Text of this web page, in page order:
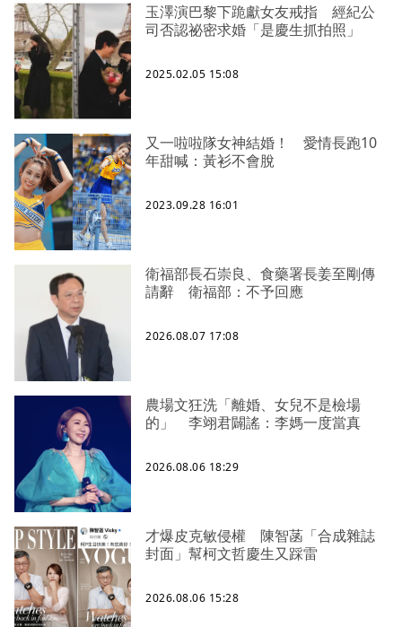
玉澤演巴黎下跪獻女友戒指 經紀公
司否認祕密求婚「是慶生抓拍照」
2025.02.05 15:08
又一啦啦隊女神結婚！ 愛情長跑10
年甜喊：黃衫不會脫
2023.09.28 16:01
衛福部長石崇良、食藥署長姜至剛傳
請辭 衛福部：不予回應
2026.08.07 17:08
農場文狂洗「離婚、女兒不是檢場
的」 李翊君闢謠：李媽一度當真
2026.08.06 18:29
才爆皮克敏侵權 陳智菡「合成雜誌
封面」幫柯文哲慶生又踩雷
2026.08.06 15:28